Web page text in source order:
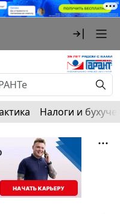
Налоги и